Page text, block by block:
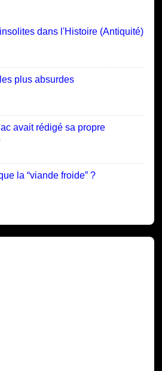
dans l'Histoire (Antiquité)
plus absurdes
avait rédigé sa propre
la “viande froide” ?